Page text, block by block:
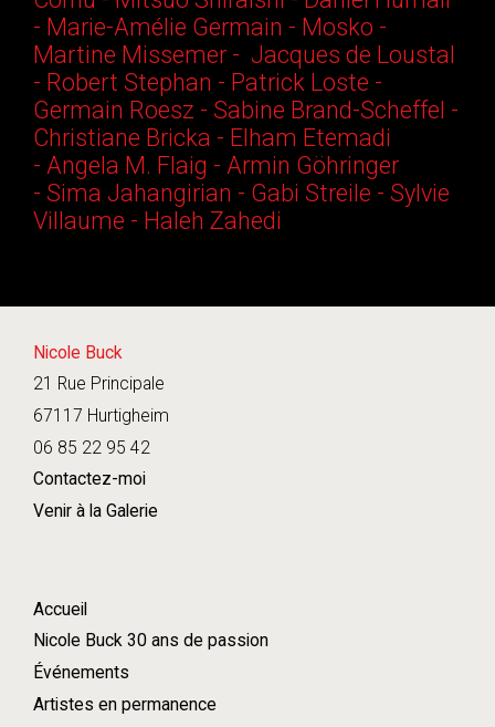
- Marie-Amélie Germain - Mosko -
Martine Missemer - Jacques de Loustal
- Robert Stephan - Patrick Loste -
Germain Roesz - Sabine Brand-Scheffel -
Christiane Bricka - Elham Etemadi
- Angela M. Flaig - Armin Göhringer
- Sima Jahangirian - Gabi Streile - Sylvie
Villaume - Haleh Zahedi
Nicole Buck
21 Rue Principale
67117 Hurtigheim
06 85 22 95 42
Contactez-moi
Venir à la Galerie
Accueil
Nicole Buck 30 ans de passion
Événements
Artistes en permanence